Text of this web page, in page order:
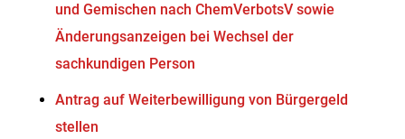
und Gemischen nach ChemVerbotsV sowie
Änderungsanzeigen bei Wechsel der
sachkundigen Person
Antrag auf Weiterbewilligung von Bürgergeld
stellen